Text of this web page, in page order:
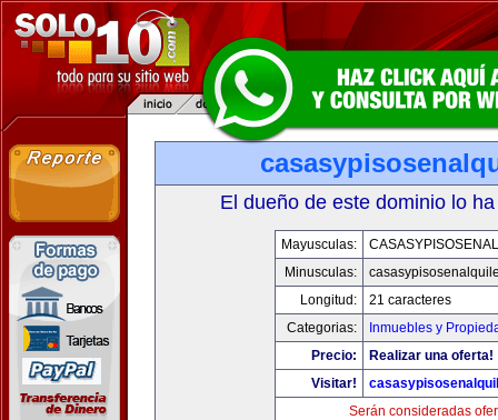
El dueño de este dominio lo
Mayusculas:
Minusculas:
Longitud:
21 caracteres
Categorias:
Inmuebles y
Precio:
Realizar una oferta!
Visitar!
Serán consideradas